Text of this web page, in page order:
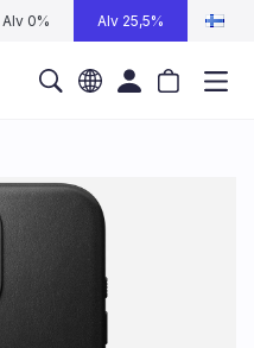
Alv 0% Alv 25,5%